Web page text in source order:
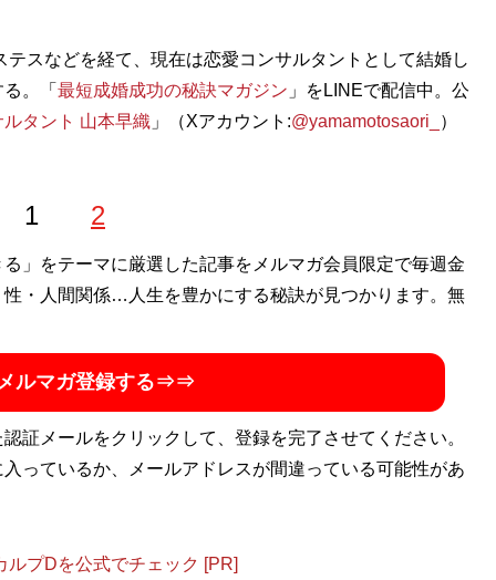
スなどを経て、現在は恋愛コンサルタントとして結婚し
。「 最短成婚成功の秘訣マガジン 」をLINEで配信中。公
タント 山本早織」（Xアカウント:@yamamotosaori_ ）
1 2
」をテーマに厳選した記事をメルマガ会員限定で毎週金
・人間関係…人生を豊かにする秘訣が見つかります。無
ルマガ登録する⇒⇒
証メールをクリックして、登録を完了させてください。
っているか、メールアドレスが間違っている可能性があ
プDを公式でチェック [PR]